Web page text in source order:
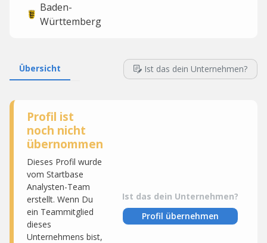
Baden-
Württemberg
Übersicht Ist das dein Unternehmen?
Profil ist
noch nicht
übernommen
Dieses Profil wurde
vom Startbase
Analysten-Team
erstellt. Wenn Du
ein Teammitglied
dieses
Unternehmens bist,
Ist das dein Unternehmen?
Profil übernehmen